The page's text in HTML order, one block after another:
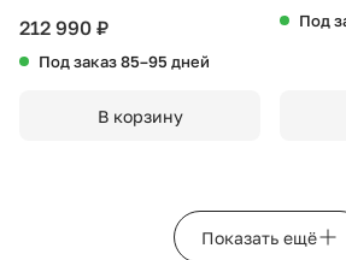
дубового шпона и массива
212 990 ₽
Под заказ 85–95 дней
В корзину
Под
Показать ещё